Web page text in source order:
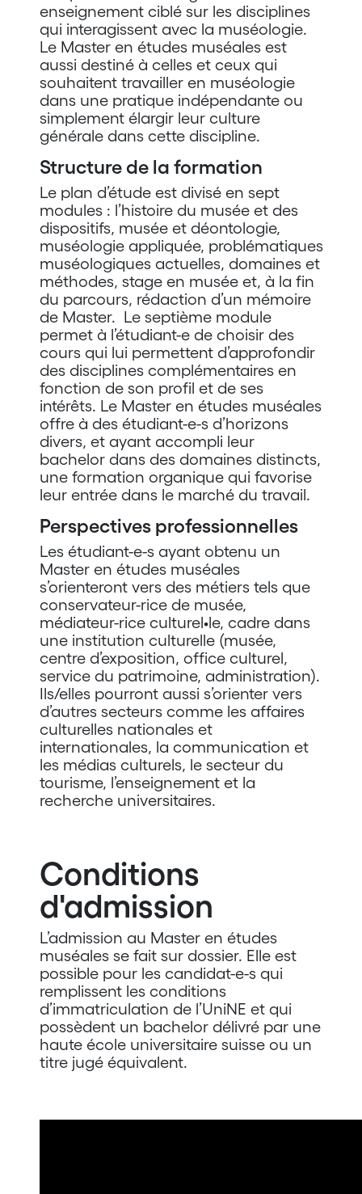
enseignement ciblé sur les disciplines
qui interagissent avec la muséologie.
Le Master en études muséales est
aussi destiné à celles et ceux qui
souhaitent travailler en muséologie
dans une pratique indépendante ou
simplement élargir leur culture
générale dans cette discipline.
Structure de la formation
Le plan d’étude est divisé en sept
modules : l’histoire du musée et des
dispositifs, musée et déontologie,
muséologie appliquée, problématiques
muséologiques actuelles, domaines et
méthodes, stage en musée et, à la fin
du parcours, rédaction d’un mémoire
de Master. Le septième module
permet à l’étudiant-e de choisir des
cours qui lui permettent d’approfondir
des disciplines complémentaires en
fonction de son profil et de ses
intérêts. Le Master en études muséales
offre à des étudiant-e-s d’horizons
divers, et ayant accompli leur
bachelor dans des domaines distincts,
une formation organique qui favorise
leur entrée dans le marché du travail.
Perspectives professionnelles
Les étudiant-e-s ayant obtenu un
Master en études muséales
s’orienteront vers des métiers tels que
conservateur-rice de musée,
médiateur-rice culturel•le, cadre dans
une institution culturelle (musée,
centre d’exposition, office culturel,
service du patrimoine, administration).
Ils/elles pourront aussi s’orienter vers
d’autres secteurs comme les affaires
culturelles nationales et
internationales, la communication et
les médias culturels, le secteur du
tourisme, l’enseignement et la
recherche universitaires.
Conditions
d'admission
L’admission au Master en études
muséales se fait sur dossier. Elle est
possible pour les candidat-e-s qui
remplissent les conditions
d’immatriculation de l’UniNE et qui
possèdent un bachelor délivré par une
haute école universitaire suisse ou un
titre jugé équivalent.